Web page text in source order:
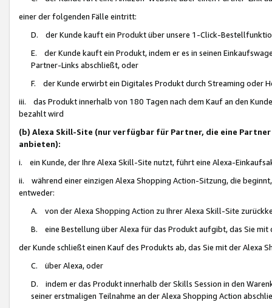
einer der folgenden Fälle eintritt:
D. der Kunde kauft ein Produkt über unsere 1-Click-
E. der Kunde kauft ein Produkt, indem er es in seinen
Partner-Links abschließt, oder
F. der Kunde erwirbt ein Digitales Produkt durch Streaming oder
iii. das Produkt innerhalb von 180 Tagen nach dem Kauf an den
bezahlt wird
(b) Alexa Skill-Site (nur verfügbar für Partner, die eine
anbieten):
i. ein Kunde, der Ihre Alexa Skill-Site nutzt, führt eine Alexa-
ii. während einer einzigen Alexa Shopping Action-Sitzung, die
entweder:
A. von der Alexa Shopping Action zu Ihrer Alexa Skill-Site
B. eine Bestellung über Alexa für das Produkt aufgibt, das Sie mit
der Kunde schließt einen Kauf des Produkts ab, das Sie mit der Alexa
C. über Alexa, oder
D. indem er das Produkt innerhalb der Skills Session in den
seiner erstmaligen Teilnahme an der Alexa Shopping Action